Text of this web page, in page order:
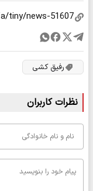
رفیق کشی
نظرات کاربران